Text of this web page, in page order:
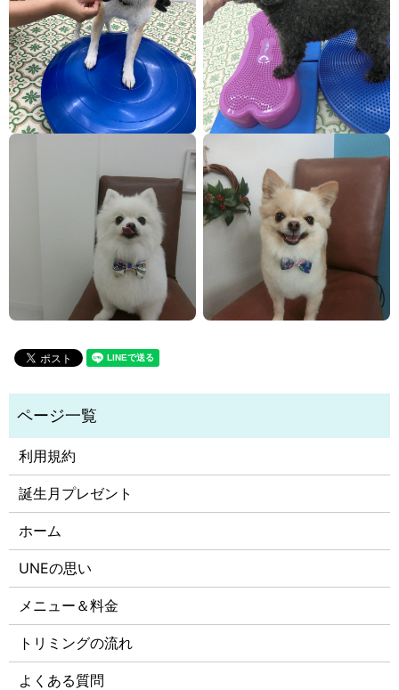
利用規約
誕生月プレゼント
ホーム
UNEの思い
メニュー＆料金
トリミングの流れ
よくある質問